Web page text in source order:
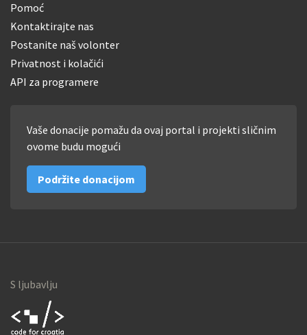
Pomoć
Kontaktirajte nas
Postanite naš volonter
Privatnost i kolačići
API za programere
Vaše donacije pomažu da ovaj portal i projekti sličnim
ovome budu mogući
Podržite donacijom
S ljubavlju